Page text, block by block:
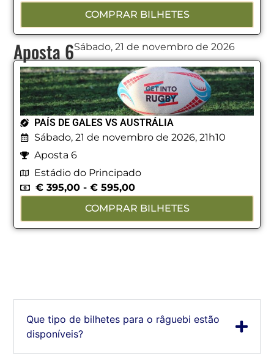
COMPRAR BILHETES
Aposta 6Sábado, 21 de novembro de 2026
PAÍS DE GALES VS AUSTRÁLIA
Sábado, 21 de novembro de 2026, 21h10
Aposta 6
Estádio do Principado
€ 395,00 - € 595,00
COMPRAR BILHETES
Que tipo de bilhetes para o râguebi estão
disponíveis?